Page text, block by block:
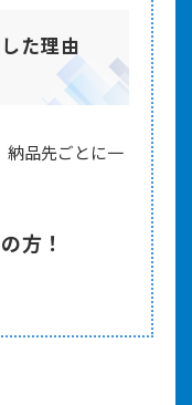
た理由
納品先ごとに一
方！